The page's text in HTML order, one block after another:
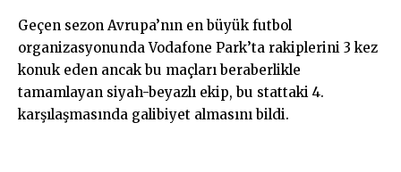
Geçen sezon Avrupa’nın en büyük futbol
organizasyonunda Vodafone Park’ta rakiplerini 3 kez
konuk eden ancak bu maçları beraberlikle
tamamlayan siyah-beyazlı ekip, bu stattaki 4.
karşılaşmasında galibiyet almasını bildi.